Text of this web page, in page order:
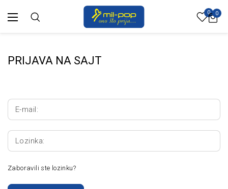
0 0
PRIJAVA NA SAJT
E-mail:
Lozinka:
Zaboravili ste lozinku?